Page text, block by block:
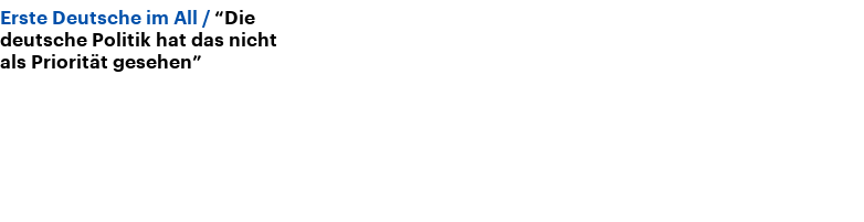
Erste Deutsche im All
“Die
deutsche Politik hat das nicht
als Priorität gesehen”